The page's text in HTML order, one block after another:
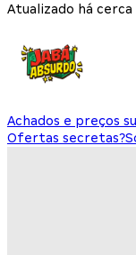
Atualizado há cerca
Achados e preços
Ofertas secretas?